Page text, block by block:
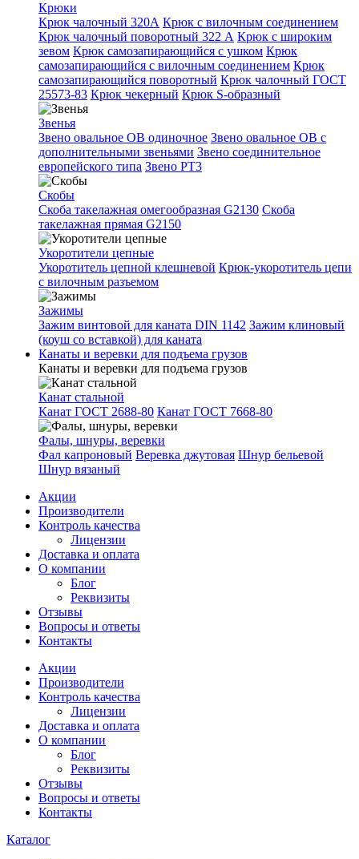
Крюки
Крюк чалочный 320А Крюк с вилочным соединением
Крюк чалочный поворотный 322 А Крюк с широким
зевом Крюк самозапирающийся с ушком Крюк
самозапирающийся с вилочным соединением Крюк
самозапирающийся поворотный Крюк чалочный ГОСТ
25573-83 Крюк чекерный Крюк S-образный
Звенья
Звено овальное OB одиночное Звено овальное ОВ с
дополнительными звеньями Звено соединительное
европейского типа Звено РТ3
Скобы
Скоба такелажная омегообразная G2130 Скоба
такелажная прямая G2150
Укоротители цепные
Укоротитель цепной клешневой Крюк-укоротитель цепи
с вилочным разъемом
Зажимы
Зажим винтовой для каната DIN 1142 Зажим клиновый
(коуш со вставкой) для каната
Канаты и веревки для подъема грузов
Канаты и веревки для подъема грузов
Канат стальной
Канат ГОСТ 2688-80 Канат ГОСТ 7668-80
Фалы, шнуры, веревки
Фал капроновый Веревка джутовая Шнур бельевой
Шнур вязаный
Акции
Производители
Контроль качества
Лицензии
Доставка и оплата
О компании
Блог
Реквизиты
Отзывы
Вопросы и ответы
Контакты
Акции
Производители
Контроль качества
Лицензии
Доставка и оплата
О компании
Блог
Реквизиты
Отзывы
Вопросы и ответы
Контакты
Каталог